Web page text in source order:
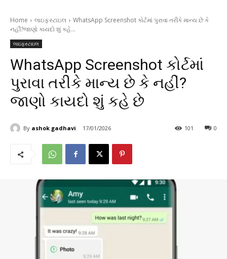
Home લાઇફસ્ટાઇલ
WhatsApp Screenshot કોર્ટમાં પુરાવા તરીકે માન્ય છે કે
નહીં?જાણો કાયદો શું કહે...
લાઇફસ્ટાઇલ
WhatsApp Screenshot કોર્ટમાં
પુરાવા તરીકે માન્ય છે કે નહીં?
જાણો કાયદો શું કહે છે
By ashok gadhavi 17/01/2026 0
101